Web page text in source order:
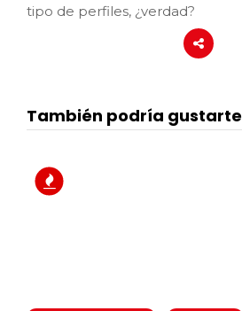
tipo de perfiles, ¿verdad?
También podría gustarte